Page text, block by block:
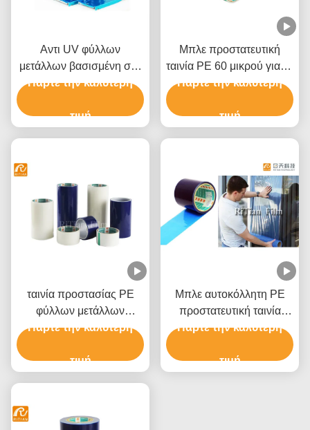
Αντι UV φύλλων
μετάλλων βασισμένη στο
διαλύτη κόλλα ταινιών
προστατευτική
Πάρτε την καλύτερη
τιμή
Μπλε προστατευτική
ταινία PE 60 μικρού για το
αλουμίνιο ανοξείδωτου
Πάρτε την καλύτερη
τιμή
ταινία προστασίας PE
φύλλων μετάλλων
0.05mm μπλε για τη
αργιλίου
Πάρτε την καλύτερη
τιμή
Μπλε αυτοκόλλητη PE
προστατευτική ταινία
παραθύρων ταινιών
Πάρτε την καλύτερη
τιμή